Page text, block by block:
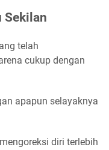
Sekilan
telah
cukup dengan
apapun selayaknya
diri terlebih